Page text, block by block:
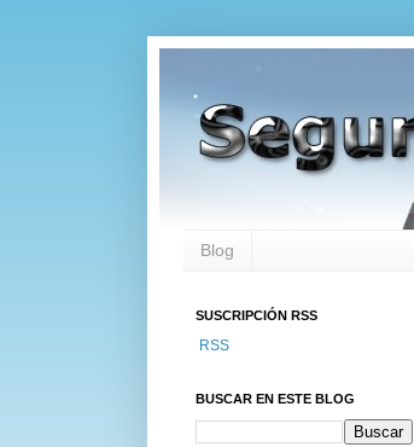
Blog
SUSCRIPCIÓN RSS
RSS
BUSCAR EN ESTE BLOG